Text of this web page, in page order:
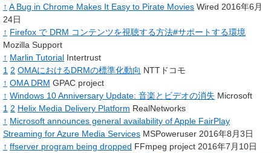
↑ A Bug in Chrome Makes It Easy to Pirate Movies Wired 2016年6月
24日
↑ Firefox で DRM コンテンツを視聴する方法#サポートする環境
Mozilla Support
↑ Marlin Tutorial Intertrust
1 2 OMAにおけるDRMの標準化動向 NTTドコモ
↑ OMA DRM GPAC project
↑ Windows 10 Anniversary Update: 音楽とビデオの消失 Microsoft
1 2 Helix Media Delivery Platform RealNetworks
↑ Microsoft announces general availability of Apple FairPlay
Streaming for Azure Media Services MSPoweruser 2016年8月3日
↑ ffserver program being dropped FFmpeg project 2016年7月10日